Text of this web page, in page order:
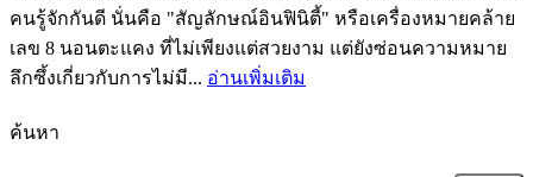
คนรู้จักกันดี นั่นคือ "สัญลักษณ์อินฟินิตี้" หรือเครื่องหมายคล้าย
เลข 8 นอนตะแคง ที่ไม่เพียงแต่สวยงาม แต่ยังซ่อนความหมาย
ลึกซึ้งเกี่ยวกับการไม่มี... อ่านเพิ่มเติม
ค้นหา